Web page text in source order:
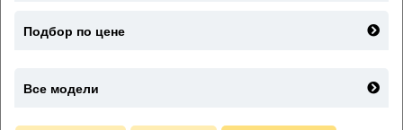
Подбор по цене
Все модели